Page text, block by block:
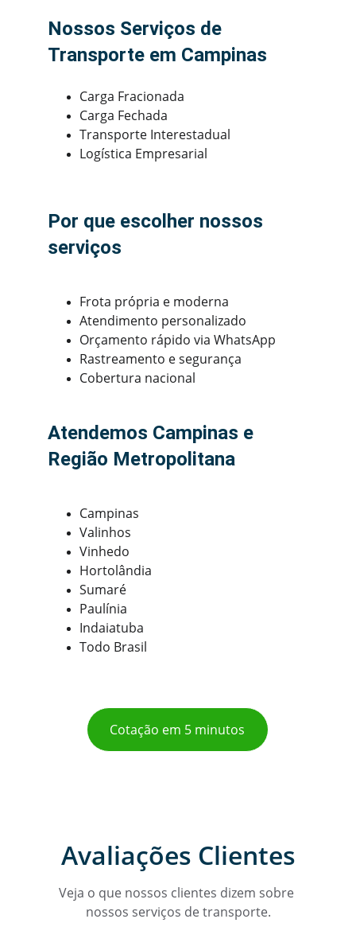
Nossos Serviços de
Transporte em Campinas
Carga Fracionada
Carga Fechada
Transporte Interestadual
Logística Empresarial
Por que escolher nossos
serviços
Frota própria e moderna
Atendimento personalizado
Orçamento rápido via WhatsApp
Rastreamento e segurança
Cobertura nacional
Atendemos Campinas e
Região Metropolitana
Campinas
Valinhos
Vinhedo
Hortolândia
Sumaré
Paulínia
Indaiatuba
Todo Brasil
Cotação em 5 minutos
Avaliações Clientes
Veja o que nossos clientes dizem sobre
nossos serviços de transporte.